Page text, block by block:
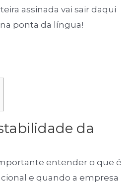
assinada vai sair daqui
ponta da língua!
da
entender o que é
e quando a empresa